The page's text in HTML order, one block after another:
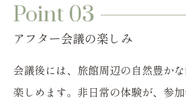
Point 03
アフター会議の楽しみ
会議後には、旅館周辺の自然豊か
楽しめます。非日常の体験が、参